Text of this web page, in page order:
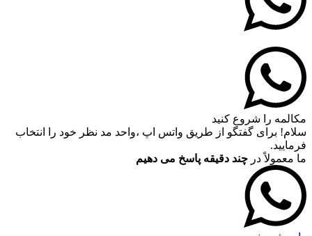
مکالمه را شروع کنید
سلام! برای گفتگو از طریق واتس اپ ،واحد مد نظر خود را انتخاب
فرمایید.
ما معمولاً در چند دقیقه پاسخ می دهیم